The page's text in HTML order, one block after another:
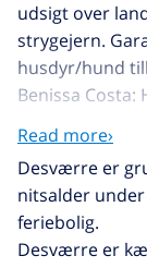
udsigt over
strygejern.
husdyr/hund
Benissa Costa:
Jose Marie".
bymidten af
beliggenhed
vej. Til alene
forskellige
Udendørs
Read more›
Desværre er
nitsalder
feriebolig.
Desværre er